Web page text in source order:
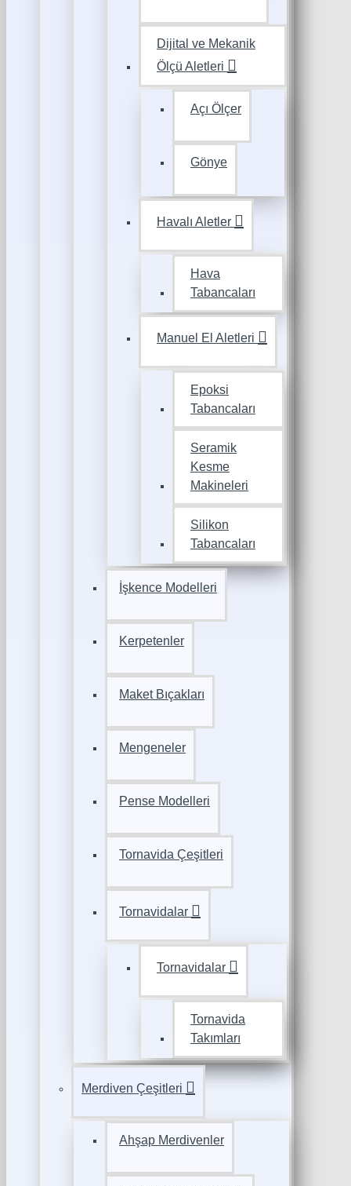
Dijital ve Mekanik
Ölçü Aletleri
Açı Ölçer
Gönye
Havalı Aletler
Hava
Tabancaları
Manuel El Aletleri
Epoksi
Tabancaları
Seramik
Kesme
Makineleri
Silikon
Tabancaları
İşkence Modelleri
Kerpetenler
Maket Bıçakları
Mengeneler
Pense Modelleri
Tornavida Çeşitleri
Tornavidalar
Tornavidalar
Tornavida
Takımları
Merdiven Çeşitleri
Ahşap Merdivenler